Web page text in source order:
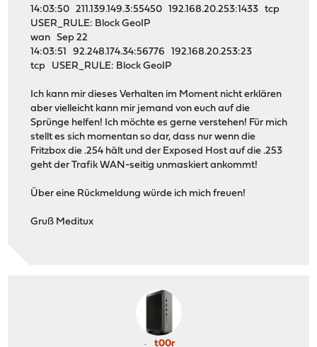
14:03:50 211.139.149.3:55450 192.168.20.253:1433 tcp
USER_RULE: Block GeoIP
wan Sep 22
14:03:51 92.248.174.34:56776 192.168.20.253:23
tcp USER_RULE: Block GeoIP
Ich kann mir dieses Verhalten im Moment nicht erklären
aber vielleicht kann mir jemand von euch auf die
Sprünge helfen! Ich möchte es gerne verstehen! Für mich
stellt es sich momentan so dar, dass nur wenn die
Fritzbox die .254 hält und der Exposed Host auf die .253
geht der Trafik WAN-seitig unmaskiert ankommt!
Über eine Rückmeldung würde ich mich freuen!
Gruß Meditux
t00r